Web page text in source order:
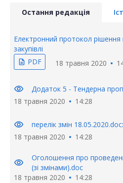
Остання редакція
Електронний протокол
закупівлі
description PDF 18 травня 2020
visibility
Додаток 5 - Тендерна
18 травня 2020
14:28
visibility
перелік змін
18 травня 2020
14:28
visibility
Оголошення про
(зі змінами).doc
18 травня 2020
14:28